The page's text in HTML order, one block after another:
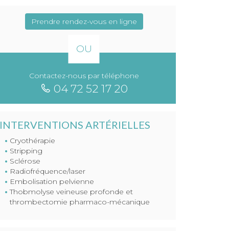
Prendre rendez-vous en ligne
OU
Contactez-nous par téléphone
04 72 52 17 20
INTERVENTIONS ARTÉRIELLES
Cryothérapie
Stripping
Sclérose
Radiofréquence/laser
Embolisation pelvienne
Thobmolyse veineuse profonde et
thrombectomie pharmaco-mécanique